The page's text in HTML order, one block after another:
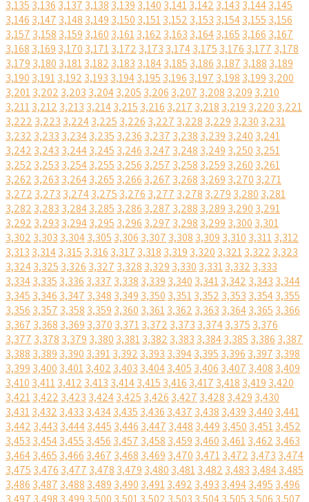
3,135 3,136 3,137 3,138 3,139 3,140 3,1413,142 3,143 3,1443,145
3,146 3,147 3,148 3,149 3,150 3,1513,152 3,153 3,1543,155 3,156
3,157 3,158 3,159 3,160 3,1613,162 3,163 3,1643,165 3,166 3,167
3,168 3,169 3,170 3,1713,172 3,173 3,1743,175 3,176 3,177 3,178
3,179 3,180 3,1813,182 3,183 3,1843,185 3,186 3,187 3,188 3,189
3,190 3,1913,192 3,193 3,1943,195 3,196 3,197 3,198 3,199 3,200
3,2013,202 3,203 3,2043,205 3,206 3,207 3,208 3,209 3,210
3,2113,212 3,213 3,2143,215 3,216 3,217 3,218 3,219 3,220 3,221
3,222 3,223 3,2243,225 3,226 3,227 3,228 3,229 3,230 3,231
3,232 3,233 3,2343,235 3,236 3,237 3,238 3,239 3,240 3,241
3,242 3,243 3,2443,245 3,246 3,247 3,248 3,249 3,250 3,251
3,252 3,253 3,2543,255 3,256 3,257 3,258 3,259 3,260 3,261
3,262 3,263 3,2643,265 3,266 3,267 3,268 3,269 3,270 3,271
3,272 3,273 3,2743,275 3,276 3,277 3,278 3,279 3,280 3,281
3,282 3,283 3,2843,285 3,286 3,287 3,288 3,289 3,290 3,291
3,292 3,293 3,2943,295 3,296 3,297 3,298 3,299 3,300 3,301
3,302 3,303 3,3043,305 3,306 3,307 3,308 3,309 3,310 3,3113,312
3,313 3,3143,315 3,316 3,317 3,318 3,319 3,320 3,3213,322 3,323
3,3243,325 3,326 3,327 3,328 3,329 3,330 3,3313,332 3,333
3,3343,335 3,336 3,337 3,338 3,339 3,340 3,3413,342 3,343 3,344
3,345 3,346 3,347 3,348 3,349 3,350 3,3513,352 3,353 3,3543,355
3,356 3,357 3,358 3,359 3,360 3,3613,362 3,363 3,3643,365 3,366
3,367 3,368 3,369 3,370 3,3713,372 3,373 3,3743,375 3,376
3,377 3,378 3,379 3,380 3,3813,382 3,383 3,3843,385 3,386 3,387
3,388 3,389 3,390 3,3913,392 3,393 3,3943,395 3,396 3,397 3,398
3,399 3,400 3,4013,402 3,403 3,4043,405 3,406 3,407 3,408 3,409
3,410 3,4113,412 3,413 3,4143,415 3,416 3,417 3,418 3,419 3,420
3,4213,422 3,423 3,4243,425 3,426 3,427 3,428 3,429 3,430
3,4313,432 3,433 3,4343,435 3,436 3,437 3,438 3,439 3,440 3,441
3,442 3,443 3,4443,445 3,446 3,447 3,448 3,449 3,450 3,4513,452
3,453 3,4543,455 3,456 3,457 3,458 3,459 3,460 3,4613,462 3,463
3,4643,465 3,466 3,467 3,468 3,469 3,470 3,4713,472 3,473 3,474
3,475 3,476 3,477 3,478 3,479 3,480 3,4813,482 3,483 3,4843,485
3,486 3,487 3,488 3,489 3,490 3,4913,492 3,493 3,4943,495 3,496